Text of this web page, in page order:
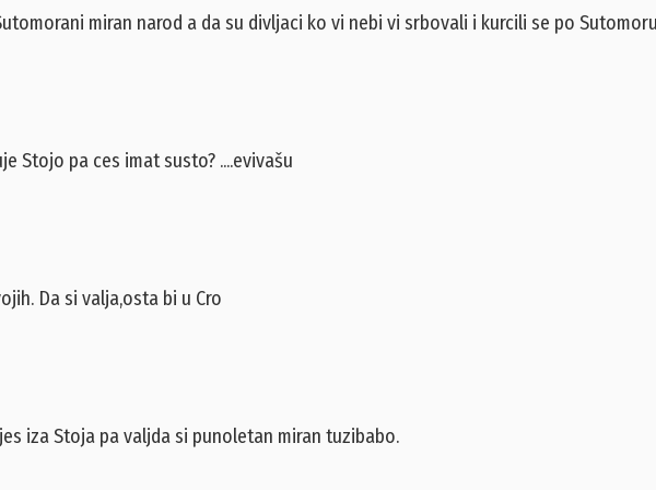
miran narod a da su divljaci ko vi nebi vi srbovali i kurcili se po
Stojo pa ces imat susto? ....evivašu
Da si valja,osta bi u Cro
iza Stoja pa valjda si punoletan miran tuzibabo.